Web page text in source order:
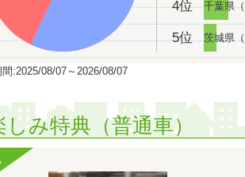
年12月 北海道・東北で男性の高校生に人気
年12月 北海道・東北で社会人に人気のラン
年12月 北海道・東北で高校生に人気のラ
年09月 北海道・東北で女性の大学生に人気
年09月 北海道・東北で男性の高校生に人気
年08月 北海道・東北で女性の高校生に人気
年08月 北海道・東北で高校生に人気のラ
年07月 北海道・東北で女性の社会人に人気
4位 千葉県
5位 茨城県
:2025/08/07～2026/08/07
しみ特典（普通車）